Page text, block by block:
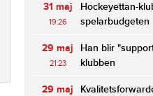
31 maj
19:26
Hockeyettan-
spelarbudgeten
29 maj
21:23
Han blir
klubben
29 maj